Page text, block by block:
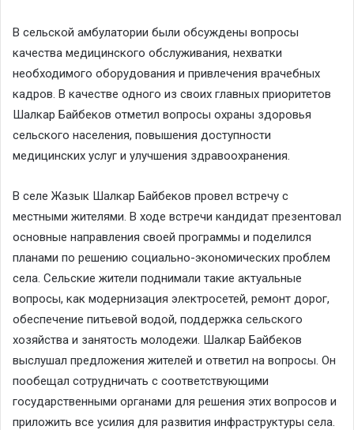
В сельской амбулатории были обсуждены вопросы
качества медицинского обслуживания, нехватки
необходимого оборудования и привлечения врачебных
кадров. В качестве одного из своих главных приоритетов
Шалкар Байбеков отметил вопросы охраны здоровья
сельского населения, повышения доступности
медицинских услуг и улучшения здравоохранения.
В селе Жазык Шалкар Байбеков провел встречу с
местными жителями. В ходе встречи кандидат презентовал
основные направления своей программы и поделился
планами по решению социально-экономических проблем
села. Сельские жители поднимали такие актуальные
вопросы, как модернизация электросетей, ремонт дорог,
обеспечение питьевой водой, поддержка сельского
хозяйства и занятость молодежи. Шалкар Байбеков
выслушал предложения жителей и ответил на вопросы. Он
пообещал сотрудничать с соответствующими
государственными органами для решения этих вопросов и
приложить все усилия для развития инфраструктуры села.